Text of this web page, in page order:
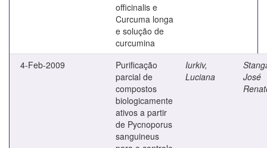
officinalis e
Curcuma longa
e solução de
curcumina
4-Feb-2009
Purificação
parcial de
compostos
biologicamente
ativos a partir
de Pycnoporus
sanguineus
Iurkiv,
Luciana
José